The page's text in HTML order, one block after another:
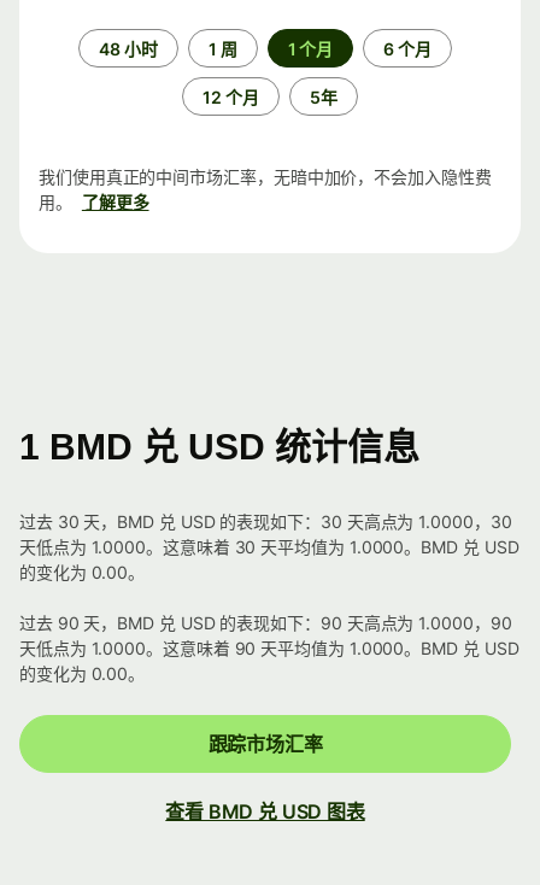
48 小时 1 周 1 个月 6 个月
12 个月 5年
我们使用真正的中间市场汇率，无暗中加价，不会加入隐性费
用。
了解更多
1 BMD 兑 USD 统计信息
过去 30 天，BMD 兑 USD 的表现如下：30 天高点为 1.0000，30
天低点为 1.0000。这意味着 30 天平均值为 1.0000。BMD 兑 USD
的变化为 0.00。
过去 90 天，BMD 兑 USD 的表现如下：90 天高点为 1.0000，90
天低点为 1.0000。这意味着 90 天平均值为 1.0000。BMD 兑 USD
的变化为 0.00。
跟踪市场汇率
查看 BMD 兑 USD 图表